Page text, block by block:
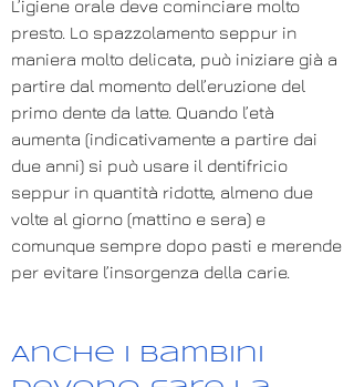
L’igiene orale deve cominciare molto
presto. Lo spazzolamento seppur in
maniera molto delicata, può iniziare già a
partire dal momento dell’eruzione del
primo dente da latte. Quando l’età
aumenta (indicativamente a partire dai
due anni) si può usare il dentifricio
seppur in quantità ridotte, almeno due
volte al giorno (mattino e sera) e
comunque sempre dopo pasti e merende
per evitare l’insorgenza della carie.
Anche i bambini